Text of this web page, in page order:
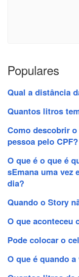
Populares
Qual a distância
Quantos litros
Como descobrir
pessoa pelo CPF?
O que é o que é
sEmana uma vez
dia?
Quando o Story
O que aconteceu
Pode colocar o
O que é quando